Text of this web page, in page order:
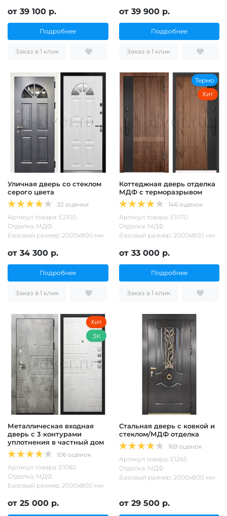
от 39 100 р.
Подробнее
Заказ в 1 клик
от 39 900 р.
Подробнее
Заказ в 1 клик
Уличная дверь со стеклом
серого цвета
32 оценки
Артикул товара: Е2100
Отделка: МДФ
Базовый размер: 2000х800 мм
от 34 300 р.
Подробнее
Заказ в 1 клик
Термо
Хит
Коттеджная дверь отделка
МДФ с терморазрывом
146 оценок
Артикул товара: Е1070
Отделка: МДФ
Базовый размер: 2000х800 мм
от 33 000 р.
Подробнее
Заказ в 1 клик
Хит
3К
Металлическая входная
дверь с 3 контурами
уплотнения в частный дом
106 оценок
Артикул товара: Е1082
Отделка: МДФ
Базовый размер: 2000х800 мм
от 25 000 р.
Стальная дверь с ковкой и
стеклом/МДФ отделка
169 оценок
Артикул товара: Е1265
Отделка: МДФ
Базовый размер: 2000х800 мм
от 29 500 р.